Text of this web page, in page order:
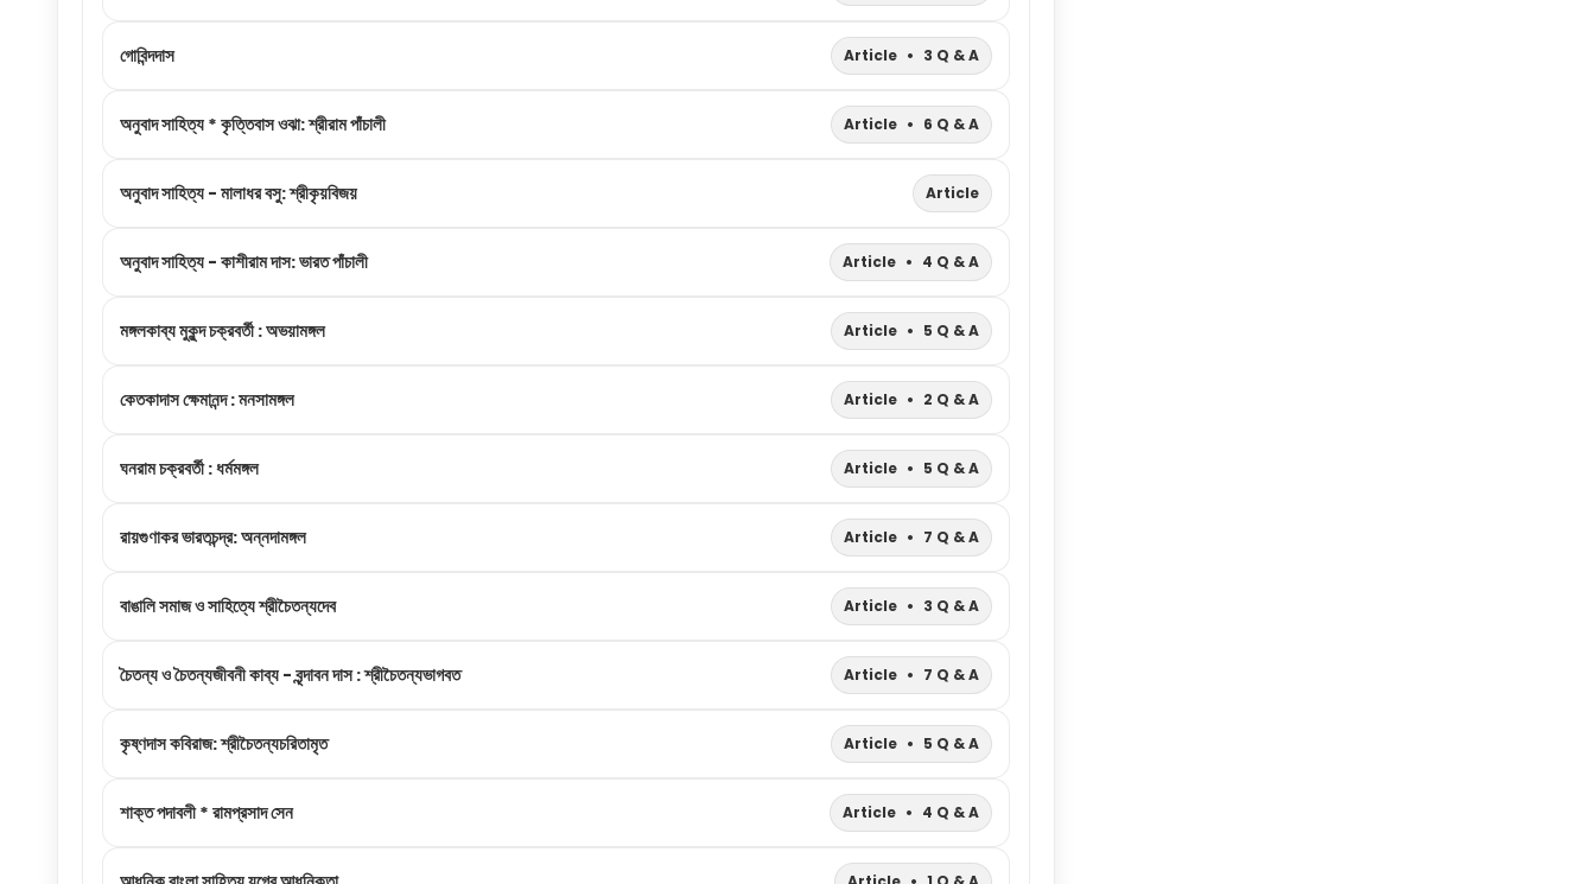
গোবিন্দদাস Article • 3 Q & A
অনুবাদ সাহিত্য * কৃত্তিবাস ওঝা: শ্রীরাম পাঁচালী Article • 6 Q & A
অনুবাদ সাহিত্য - মালাধর বসু: শ্রীকৃয়বিজয় Article
অনুবাদ সাহিত্য - কাশীরাম দাস: ভারত পাঁচালী Article • 4 Q & A
মঙ্গলকাব্য মুকুন্দ চক্রবর্তী : অভয়ামঙ্গল Article • 5 Q & A
কেতকাদাস ক্ষেমানন্দ : মনসামঙ্গল Article • 2 Q & A
ঘনরাম চক্রবর্তী : ধর্মমঙ্গল Article • 5 Q & A
রায়গুণাকর ভারতচন্দ্র: অন্নদামঙ্গল Article • 7 Q & A
বাঙালি সমাজ ও সাহিত্যে শ্রীচৈতন্যদেব Article • 3 Q & A
চৈতন্য ও চৈতন্যজীবনী কাব্য - বৃন্দাবন দাস : শ্রীচৈতন্যভাগবত Article • 7 Q & A
কৃষ্ণদাস কবিরাজ: শ্রীচৈতন্যচরিতামৃত Article • 5 Q & A
শাক্ত পদাবলী * রামপ্রসাদ সেন Article • 4 Q & A